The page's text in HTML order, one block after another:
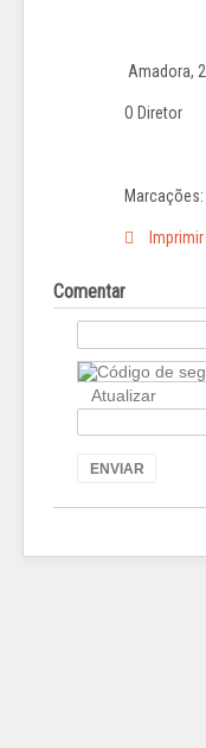
Amadora,
O Diretor
Marcações:
Imprimir
Comentar
Atualizar
ENVIAR